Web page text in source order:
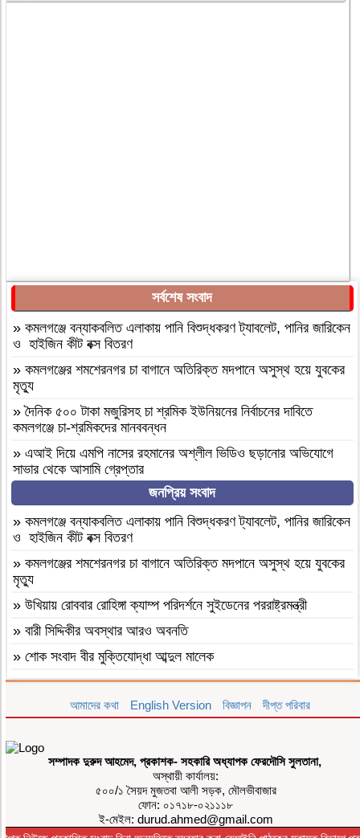
সর্বশেষ সংবাদ
» কমলগঞ্জে বন্যাকবলিত এলাকায় পানি বিশুদ্ধকরণ ট্যাবলেট, পানির জারিকেন
ও হাইজিন কীট বক্স বিতরণ
» কমলগঞ্জের শমশেরনগর চা বাগানে অতিরিক্ত মদপানে অসুস্থ হয়ে যুবকের
মৃত্যু
»দৈনিক ৫০০ টাকা মজুরিসহ চা শ্রমিক ইউনিয়নের নির্বাচনের দাবিতে
কমলগঞ্জে চা-শ্রমিকদের মানববন্ধন
» এআই দিয়ে এমপি নাসের রহমানের অশ্লীল ভিডিও ছড়ানোর অভিযোগে
সাভার থেকে আসামি গ্রেপ্তার
বগুড়া আদমদীঘি ১শ পিস ট্যাপেন্টাডলসহ একজন গ্রেফতার
» বগুড়া আদমদীঘি’র ছাতিয়ানগ্রামে সাংসদ মহিত তালুকদার-কে সংবর্ধনা
প্রদান
» কমলগঞ্জে এমপি হাজী মুজিবকে নাগরিক সংবর্ধনা
»আন্তর্জাতিক আদিবাসী দিবস ২০২৬: বাংলাদেশের আদিবাসীদের দূর্গম
পথচলা
» বগুড়া আদমদীঘিতে মাদকবিরোধী অভিযানে ৩ জন গ্রেফতার, ভ্রাম্যমাণ
আদালতে ১৫ দিনের কারাদণ্ড
কমলগঞ্জে হাবিবুন নেছা চৌধুরী গার্লস একাডেমি পরিদর্শন
»আসামীরা জামিনে মুক্ত; মামলা আপোষের প্রস্তাব; বাদীর পরিবারকে হুমকি-
ধামকিকমলগঞ্জে বহুল আলোচিত স্কুল শিক্ষিকা হত্যার অভিযোগপত্র দাখিল
কমলগঞ্জে নিরাপদ সড়ক চাই এর পরিচিতি সভা অনুষ্ঠিত
শোক সংবাদ॥ রসমোহন সিংহ ॥
ফ্যাসিবাদবিরোধী সমন্বিত শক্তির ফল জুলাই আন্দোলন: রেদোয়ান মাজহারি
জনপ্রিয় সংবাদ
» কমলগঞ্জে বন্যাকবলিত এলাকায় পানি বিশুদ্ধকরণ ট্যাবলেট, পানির জারিকেন
ও হাইজিন কীট বক্স বিতরণ
» কমলগঞ্জের শমশেরনগর চা বাগানে অতিরিক্ত মদপানে অসুস্থ হয়ে যুবকের
মৃত্যু
» উখিয়ায় রোববার রোহিঙ্গা ক্যাম্প পরিদর্শনে সুইডেনের পররাষ্ট্রমন্ত্রী
» বারী সিদ্দিকীর অবস্থার আরও অবনতি
» শোক সংবাদ বীর মুক্তিযোদ্ধা আব্দুল মালেক
»মৃত্যুবাষির্কী মোহাম্মদ ইলিয়াছ
কমলগঞ্জে পতনঊষারে দাদন ব্যবসায়ীদের মানসিক চাপে এক স্বর্ণ ব্যবসায়ীর
আত্মহত্যা
»মৌলভীবাজার ভোক্তা অধিকার আইনে ৩ প্রতিষ্ঠানকে ৭ হাজার টাকা
কমলগঞ্জে সনাতন ধর্মীয় বিশেষ সম্মেলন অনুষ্টিত
মৌলভীবাজারে তারেক রহমানের জন্মদিন উপলক্ষে আলোচনা সভা ও র‌্যালি
আমাদের কথা English Version বিজ্ঞাপন দীপ্ত পরিবার
সম্পাদক দুরুদ আহমেদ, প্রকাশক- সহকারি অধ্যাপক ফেরদৌসি সুলতানা,
অস্থায়ী কার্যালয়:
৫০০/১ সৈয়দ মুজতবা আলী সড়ক, মৌলভীবাজার
ফোন: ০১৭১৮-০২১১১৮
ই-মেইল: durud.ahmed@gmail.com